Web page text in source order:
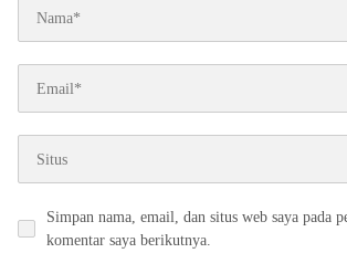
Simpan nama, email, dan situs web saya pada
komentar saya berikutnya.